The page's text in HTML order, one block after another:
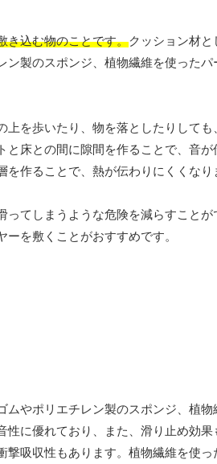
き込む物のことです。クッション材
製のスポンジ、植物繊維を使った
を歩いたり、物を落としたりして
床との間に隙間を作ることで、音
作ることで、熱が伝わりにくくなり
てしまうような危険を減らすこと
を敷くことがおすすめです。
やポリエチレン製のスポンジ、植
に優れており、また、滑り止め効
吸収性もあります。植物繊維を使